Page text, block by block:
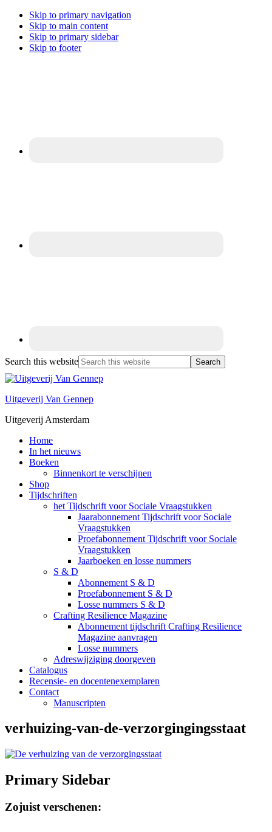
Skip to primary navigation
Skip to main content
Skip to primary sidebar
Skip to footer
Search this website
Uitgeverij Van Gennep
Uitgeverij Amsterdam
Home
In het nieuws
Boeken
Binnenkort te verschijnen
Shop
Tijdschriften
het Tijdschrift voor Sociale Vraagstukken
Jaarabonnement Tijdschrift voor Sociale
Vraagstukken
Proefabonnement Tijdschrift voor Sociale
Vraagstukken
Jaarboeken en losse nummers
S & D
Abonnement S & D
Proefabonnement S & D
Losse nummers S & D
Crafting Resilience Magazine
Abonnement tijdschrift Crafting Resilience
Magazine aanvragen
Losse nummers
Adreswijziging doorgeven
Catalogus
Recensie- en docentenexemplaren
Contact
Manuscripten
verhuizing-van-de-verzorgingingsstaat
Primary Sidebar
Zojuist verschenen: